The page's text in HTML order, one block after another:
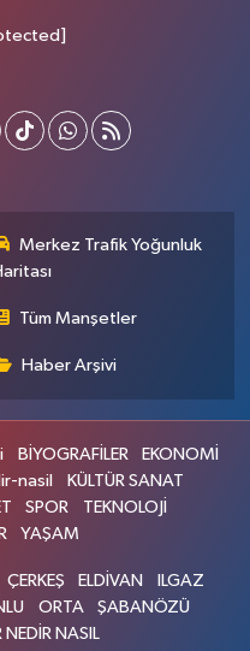
Merkez Trafik Yoğunluk
Tüm Manşetler
Haber Arşivi
BİYOGRAFİLER
EKONOMİ
nasil
KÜLTÜR SANAT
SPOR
TEKNOLOJİ
YAŞAM
ÇERKEŞ ELDİVAN
ILGAZ
ORTA
ŞABANÖZÜ
NEDİR NASIL